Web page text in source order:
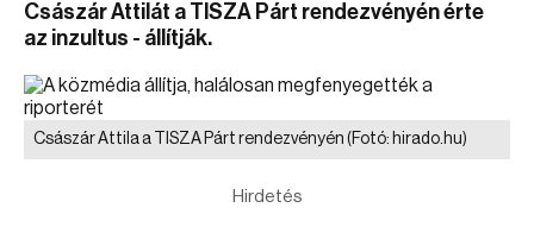
Császár Attilát a TISZA Párt rendezvényén érte
az inzultus - állítják.
Császár Attila a TISZA Párt rendezvényén (Fotó: hirado.hu)
Hirdetés